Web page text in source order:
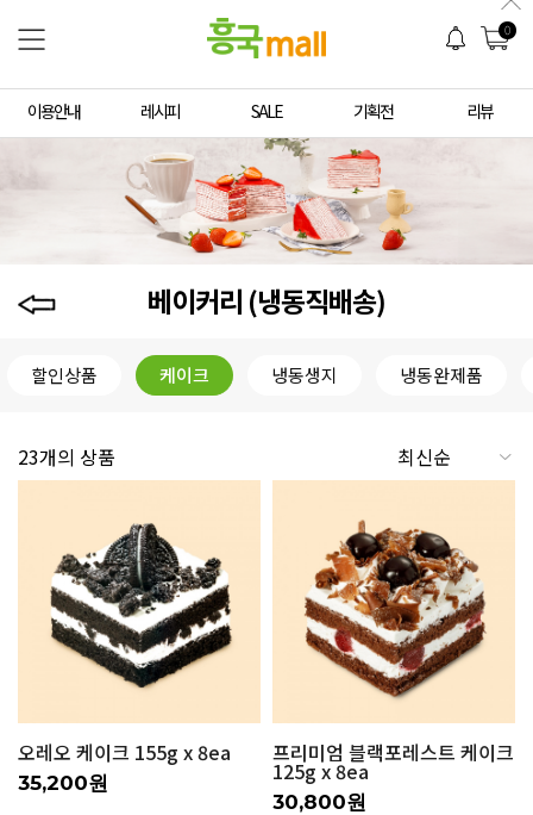
0
이용안내 레시피 SALE 기획전 리뷰
베이커리 (냉동직배송)
할인상품 케이크 냉동생지 냉동완제품
23개의 상품
오레오 케이크 155g x 8ea
35,200원
프리미엄 블랙포레스트 케이크
125g x 8ea
30,800원